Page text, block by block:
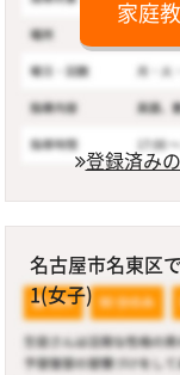
家庭
登録済み
名古屋市名東区
1(女子)